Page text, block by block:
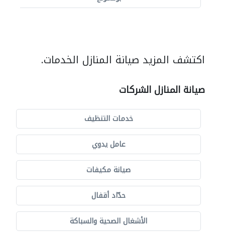
اكتشف المزيد صيانة المنازل الخدمات.
صيانة المنازل الشركات
خدمات التنظيف
عامل يدوي
صيانة مكيفات
حدّاد أقفال
الأشغال الصحية والسباكة